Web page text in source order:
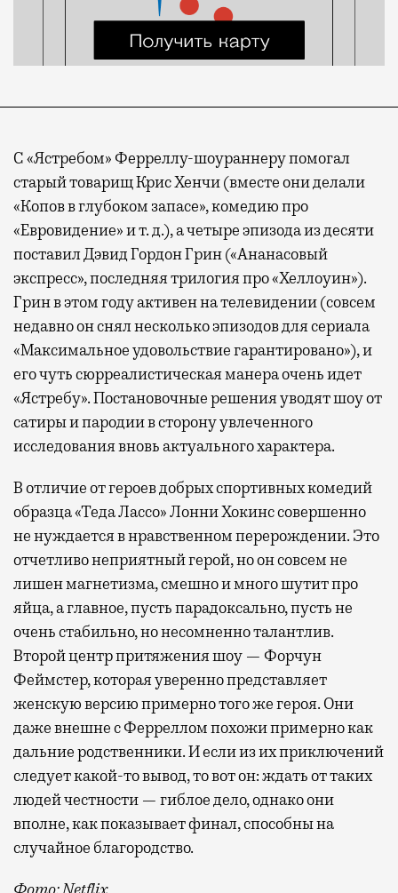
С «Ястребом» Ферреллу-шоураннеру помогал
старый товарищ Крис Хенчи (вместе они делали
«Копов в глубоком запасе», комедию про
«Евровидение» и т. д.), а четыре эпизода из десяти
поставил Дэвид Гордон Грин («Ананасовый
экспресс», последняя трилогия про «Хеллоуин»).
Грин в этом году активен на телевидении (совсем
недавно он снял несколько эпизодов для сериала
«Максимальное удовольствие гарантировано»), и
его чуть сюрреалистическая манера очень идет
«Ястребу». Постановочные решения уводят шоу от
сатиры и пародии в сторону увлеченного
исследования вновь актуального характера.
В отличие от героев добрых спортивных комедий
образца «Теда Лассо» Лонни Хокинс совершенно
не нуждается в нравственном перерождении. Это
отчетливо неприятный герой, но он совсем не
лишен магнетизма, смешно и много шутит про
яйца, а главное, пусть парадоксально, пусть не
очень стабильно, но несомненно талантлив.
Второй центр притяжения шоу — Форчун
Феймстер, которая уверенно представляет
женскую версию примерно того же героя. Они
даже внешне с Ферреллом похожи примерно как
дальние родственники. И если из их приключений
следует какой-то вывод, то вот он: ждать от таких
людей честности — гиблое дело, однако они
вполне, как показывает финал, способны на
случайное благородство.